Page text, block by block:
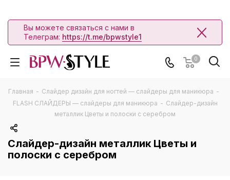
Вы можете связаться с нами в
Телеграм: https://t.me/bpwstyle1
0
Главная - Слайдер дизайн для ногтей — слайдеры для маникюра -
FLASH СЛАЙДЕРЫ — слайдеры для маникюра - Слайдер-дизайн
металлик Цветы и полоски с серебром
Слайдер-дизайн металлик Цветы и
полоски с серебром